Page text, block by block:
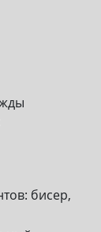
бисер,